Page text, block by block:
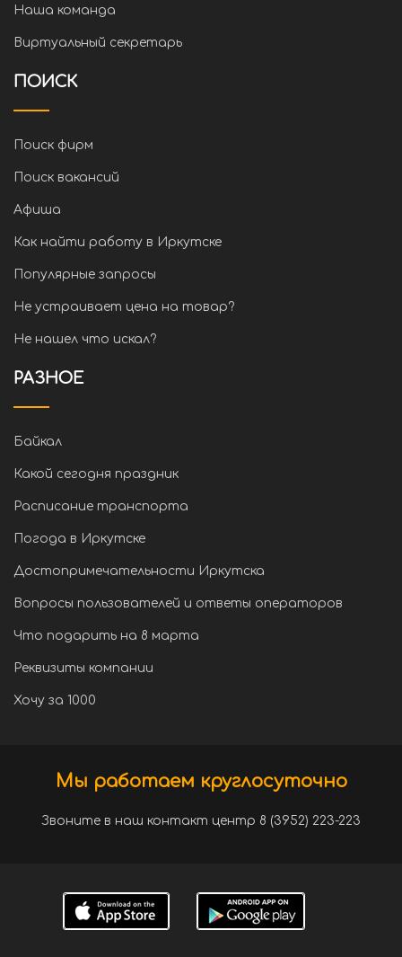
Наша команда
Виртуальный секретарь
ПОИСК
Поиск фирм
Поиск вакансий
Афиша
Как найти работу в Иркутске
Популярные запросы
Не устраивает цена на товар?
Не нашел что искал?
РАЗНОЕ
Байкал
Какой сегодня праздник
Расписание транспорта
Погода в Иркутске
Достопримечательности Иркутска
Вопросы пользователей и ответы операторов
Что подарить на 8 марта
Реквизиты компании
Хочу за 1000
Мы работаем круглосуточно
Звоните в наш контакт центр 8 (3952) 223-223